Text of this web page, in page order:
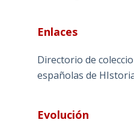
Enlaces
Directorio de
españolas de
Evolución